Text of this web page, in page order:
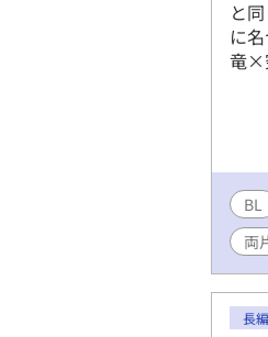
と
に
竜×
BL
両
長編